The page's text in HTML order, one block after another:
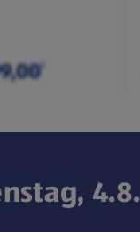
¹
4.8.